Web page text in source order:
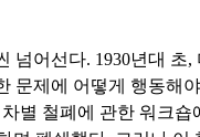
넘어선다. 1930년대
문제에 어떻게 행동해
별 철폐에 관한 워크